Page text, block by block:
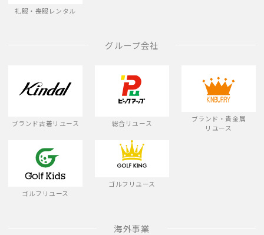
礼服・喪服レンタル
グループ会社
ブランド古着リユース 総合リユース
ブランド・貴金属
リユース
ゴルフリユース
ゴルフリユース
海外事業